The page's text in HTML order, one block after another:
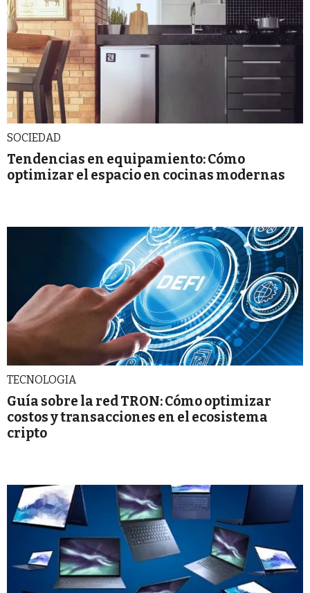
SOCIEDAD
Tendencias en equipamiento: Cómo
optimizar el espacio en cocinas modernas
TECNOLOGIA
Guía sobre la red TRON: Cómo optimizar
costos y transacciones en el ecosistema
cripto